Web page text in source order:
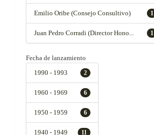
1
Emilio Oribe (Consejo Consultivo)
1
Juan Pedro Corradi (Director Hono...
Fecha de lanzamiento
2
1990 - 1993
6
1960 - 1969
6
1950 - 1959
11
1940 - 1949